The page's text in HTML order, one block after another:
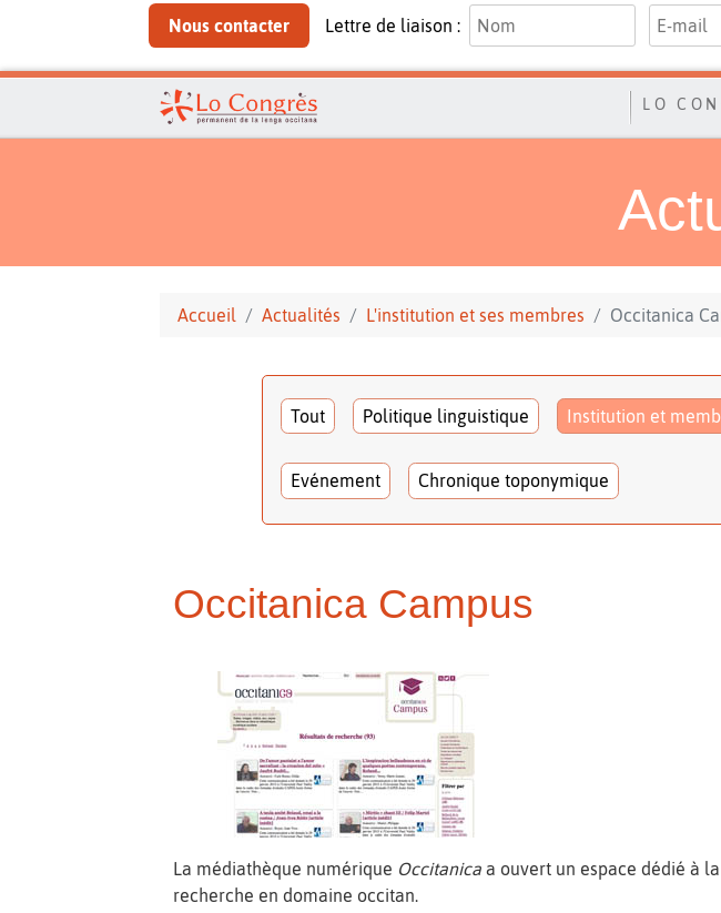
Nous contacter Lettre de liaison :
LO
Accueil Actualités L'institution et ses membres Occitanica
Tout Politique linguistique Institution et
Evénement Chronique toponymique
Occitanica Campus
La médiathèque numérique Occitanica a ouvert un espace dédié à
recherche en domaine occitan.